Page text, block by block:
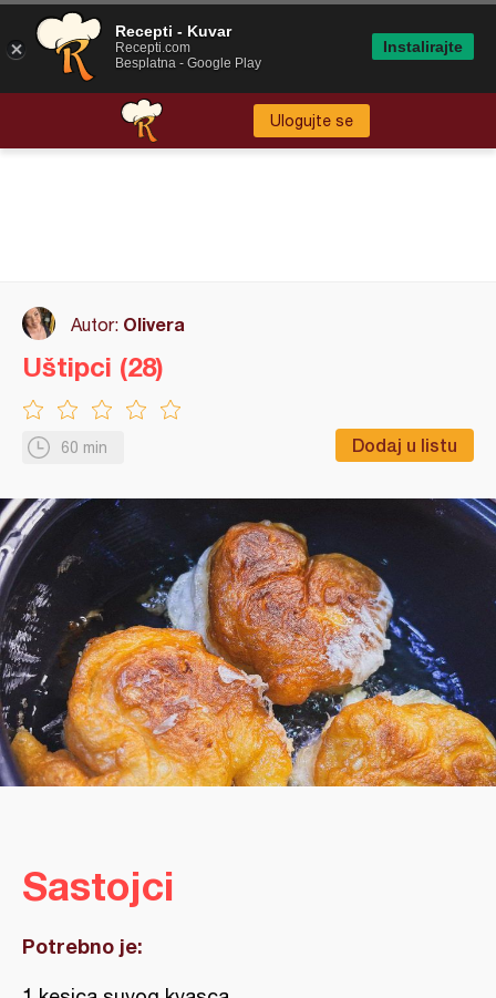
Ulogujte se
Autor: Olivera
60 min Dodaj u listu
Uštipci (28)
Sastojci
Potrebno je:
Recepti - Kuvar
Recepti.com
Besplatna - Google Play
Instalirajte